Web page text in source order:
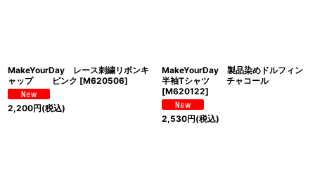
MakeYourDay レース刺繍リボンキ
ャップ ピンク [M620506]
2,200円(税込)
MakeYourDay 製品染めドルフィン
半袖Tシャツ チャコール
[M620122]
2,530円(税込)